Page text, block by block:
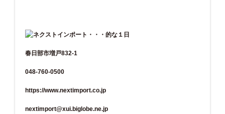
春日部市増戸832-1
048-760-0500
https://www.nextimport.co.jp
nextimport@xui.biglobe.ne.jp